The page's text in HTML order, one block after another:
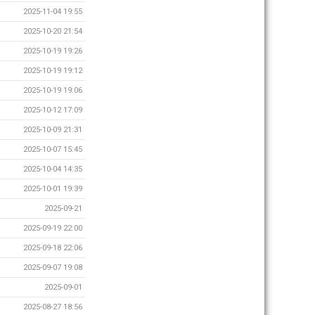
2025-11-04 19:55
2025-10-20 21:54
2025-10-19 19:26
2025-10-19 19:12
2025-10-19 19:06
2025-10-12 17:09
2025-10-09 21:31
2025-10-07 15:45
2025-10-04 14:35
2025-10-01 19:39
2025-09-21
2025-09-19 22:00
2025-09-18 22:06
2025-09-07 19:08
2025-09-01
2025-08-27 18:56